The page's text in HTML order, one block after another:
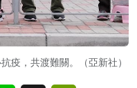
疫，共渡難關。（亞新社）